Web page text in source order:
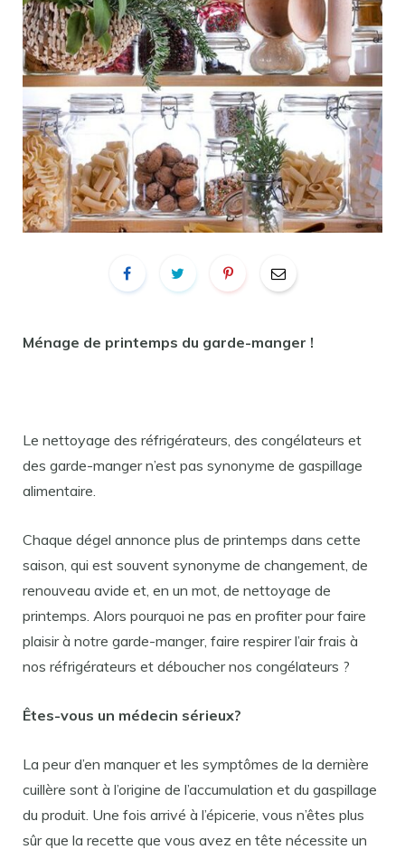
Ménage de printemps du garde-manger !
Le nettoyage des réfrigérateurs, des congélateurs et
des garde-manger n’est pas synonyme de gaspillage
alimentaire.
Chaque dégel annonce plus de printemps dans cette
saison, qui est souvent synonyme de changement, de
renouveau avide et, en un mot, de nettoyage de
printemps. Alors pourquoi ne pas en profiter pour faire
plaisir à notre garde-manger, faire respirer l’air frais à
nos réfrigérateurs et déboucher nos congélateurs ?
Êtes-vous un médecin sérieux?
La peur d’en manquer et les symptômes de la dernière
cuillère sont à l’origine de l’accumulation et du gaspillage
du produit. Une fois arrivé à l’épicerie, vous n’êtes plus
sûr que la recette que vous avez en tête nécessite un